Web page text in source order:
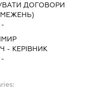
ДОГОВОРИ
-
- КЕРІВНИК
-